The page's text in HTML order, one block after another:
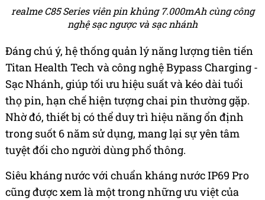
realme C85 Series viên pin khủng 7.000mAh cùng công
nghệ sạc ngược và sạc nhánh
Đáng chú ý, hệ thống quản lý năng lượng tiên tiến
Titan Health Tech và công nghệ Bypass Charging -
Sạc Nhánh, giúp tối ưu hiệu suất và kéo dài tuổi
thọ pin, hạn chế hiện tượng chai pin thường gặp.
Nhờ đó, thiết bị có thể duy trì hiệu năng ổn định
trong suốt 6 năm sử dụng, mang lại sự yên tâm
tuyệt đối cho người dùng phổ thông.
Siêu kháng nước với chuẩn kháng nước IP69 Pro
cũng được xem là một trong những ưu việt của